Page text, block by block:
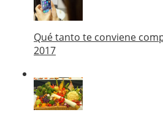
Qué tanto te conviene
2017